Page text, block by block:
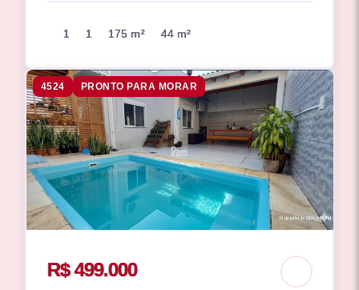
1 1 175 m² 44 m²
4524 PRONTO PARA MORAR
R$ 499.000